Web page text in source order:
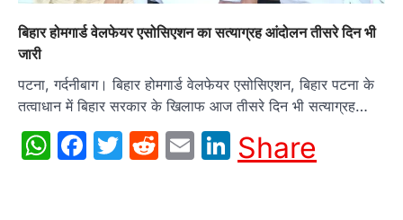
बिहार होमगार्ड वेलफेयर एसोसिएशन का सत्याग्रह आंदोलन तीसरे दिन भी
जारी
पटना, गर्दनीबाग। बिहार होमगार्ड वेलफेयर एसोसिएशन, बिहार पटना के
तत्वाधान में बिहार सरकार के खिलाफ आज तीसरे दिन भी सत्याग्रह…
WhatsApp
Facebook
Twitter
Reddit
EmailLinkedIn
Share